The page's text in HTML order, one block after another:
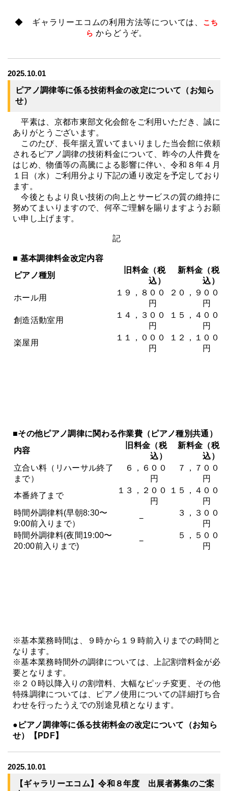
◆ ギャラリーエコムの利用方法等については、 こち
ら からどうぞ。
2025.10.01
ピアノ調律等に係る技術料金の改定について（お知ら
せ）
平素は、京都市東部文化会館をご利用いただき、誠に
ありがとうございます。
このたび、長年据え置いてまいりました当会館に依頼
されるピアノ調律の技術料金について、昨今の人件費を
はじめ、物価等の高騰による影響に伴い、令和８年４月
１日（水）ご利用分より下記の通り改定を予定しており
ます。
今後ともより良い技術の向上とサービスの質の維持に
努めてまいりますので、何卒ご理解を賜りますようお願
い申し上げます。
記
■ 基本調律料金改定内容
ピアノ種別
旧料金（税
込）
新料金（税
込）
ホール用
１９，８００
円
２０，９００
円
創造活動室用
１４，３００
円
１５，４００
円
楽屋用
１１，０００
円
１２，１００
円
■その他ピアノ調律に関わる作業費（ピアノ種別共通）
内容
旧料金（税
込）
新料金（税
込）
立合い料（リハーサル終了
まで）
６，６００
円
７，７００
円
本番終了まで
１３，２００
円
１５，４００
円
時間外調律料(早朝8:30〜
9:00前入りまで）
−
３，３００
円
時間外調律料(夜間19:00〜
20:00前入りまで)
−
５，５００
円
※基本業務時間は、９時から１９時前入りまでの時間と
なります。
※基本業務時間外の調律については、上記割増料金が必
要となります。
※２０時以降入りの割増料、大幅なピッチ変更、その他
特殊調律については、ピアノ使用についての詳細打ち合
わせを行ったうえでの別途見積となります。
●ピアノ調律等に係る技術料金の改定について（お知ら
せ）【PDF】
2025.10.01
【ギャラリーエコム】令和８年度 出展者募集のご案